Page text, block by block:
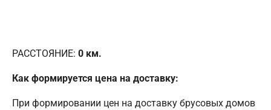
РАССТОЯНИЕ: 0 км.
Как формируется цена на доставку:
При формировании цен на доставку брусовых домов